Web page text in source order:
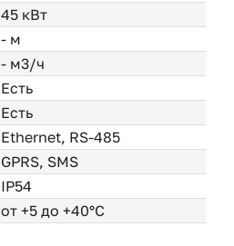
45 кВт
- м
- м3/ч
Есть
Есть
Ethernet, RS-485
GPRS, SMS
IP54
от +5 до +40°С